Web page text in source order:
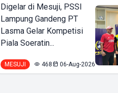
Digelar di Mesuji, PSSI
Lampung Gandeng PT
Lasma Gelar Kompetisi
Piala Soeratin...
MESUJI 468 06-Aug-2026